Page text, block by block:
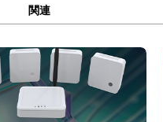
関連